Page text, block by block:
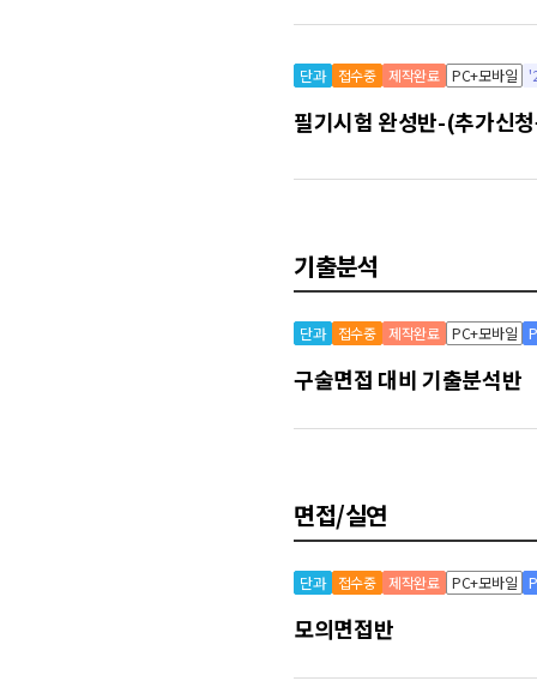
단과 접수중 제작완료 PC+모바일
필기시험 완성반-(추가신
기출분석
단과 접수중 제작완료 PC+모바일
구술면접 대비 기출분석반
면접/실연
단과 접수중 제작완료 PC+모바일
모의면접반